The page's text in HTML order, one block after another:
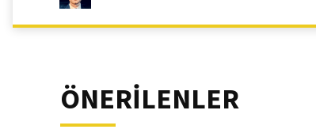
ÖNERİLENLER